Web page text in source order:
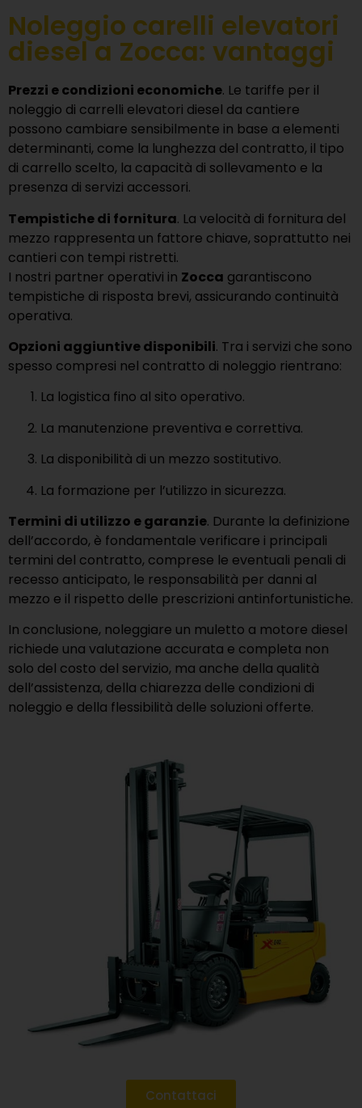
Noleggio carelli elevatori
diesel a Zocca: vantaggi
Prezzi e condizioni economiche. Le tariffe per il
noleggio di carrelli elevatori diesel da cantiere
possono cambiare sensibilmente in base a elementi
determinanti, come la lunghezza del contratto, il tipo
di carrello scelto, la capacità di sollevamento e la
presenza di servizi accessori.
Tempistiche di fornitura. La velocità di fornitura del
mezzo rappresenta un fattore chiave, soprattutto nei
cantieri con tempi ristretti.
I nostri partner operativi in Zocca garantiscono
tempistiche di risposta brevi, assicurando continuità
operativa.
Opzioni aggiuntive disponibili. Tra i servizi che sono
spesso compresi nel contratto di noleggio rientrano:
La logistica fino al sito operativo.
La manutenzione preventiva e correttiva.
La disponibilità di un mezzo sostitutivo.
La formazione per l’utilizzo in sicurezza.
Termini di utilizzo e garanzie. Durante la definizione
dell’accordo, è fondamentale verificare i principali
termini del contratto, comprese le eventuali penali di
recesso anticipato, le responsabilità per danni al
mezzo e il rispetto delle prescrizioni antinfortunistiche.
In conclusione, noleggiare un muletto a motore diesel
richiede una valutazione accurata e completa non
solo del costo del servizio, ma anche della qualità
dell’assistenza, della chiarezza delle condizioni di
noleggio e della flessibilità delle soluzioni offerte.
Contattaci